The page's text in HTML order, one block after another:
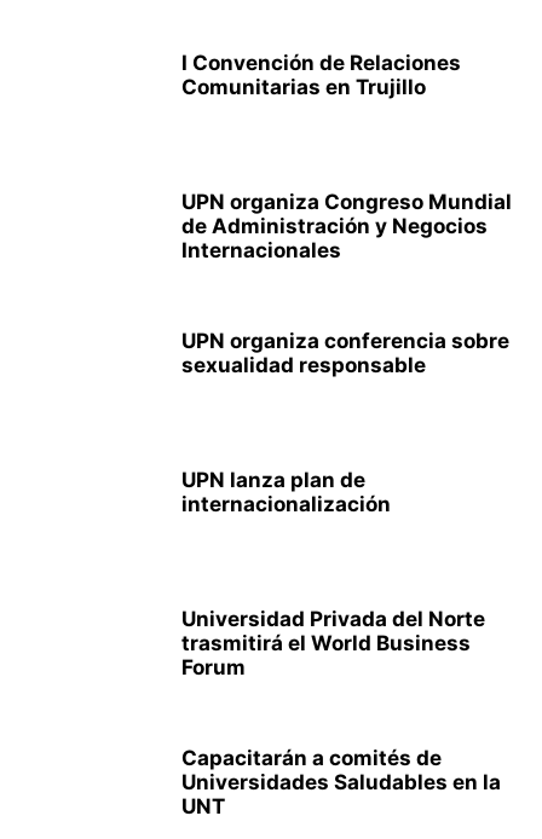
I Convención de Relaciones
Comunitarias en Trujillo
UPN organiza Congreso Mundial
de Administración y Negocios
Internacionales
UPN organiza conferencia sobre
sexualidad responsable
UPN lanza plan de
internacionalización
Universidad Privada del Norte
trasmitirá el World Business
Forum
Capacitarán a comités de
Universidades Saludables en la
UNT